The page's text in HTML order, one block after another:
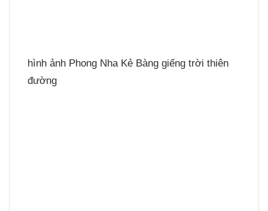
hình ảnh Phong Nha Kẻ Bàng giếng trời thiên
đường